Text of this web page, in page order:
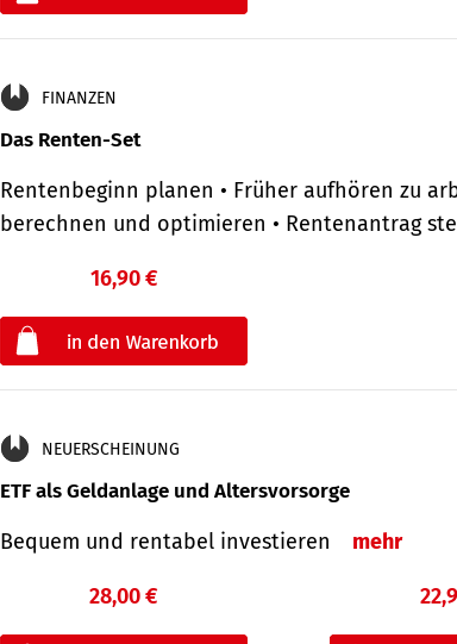
FINANZEN
Das Renten-Set
Rentenbeginn planen • Früher aufhören zu
berechnen und optimieren • Rentenantrag
16,90 €
NEUERSCHEINUNG
ETF als Geldanlage und Altersvorsorge
Bequem und rentabel investieren mehr
28,00 €